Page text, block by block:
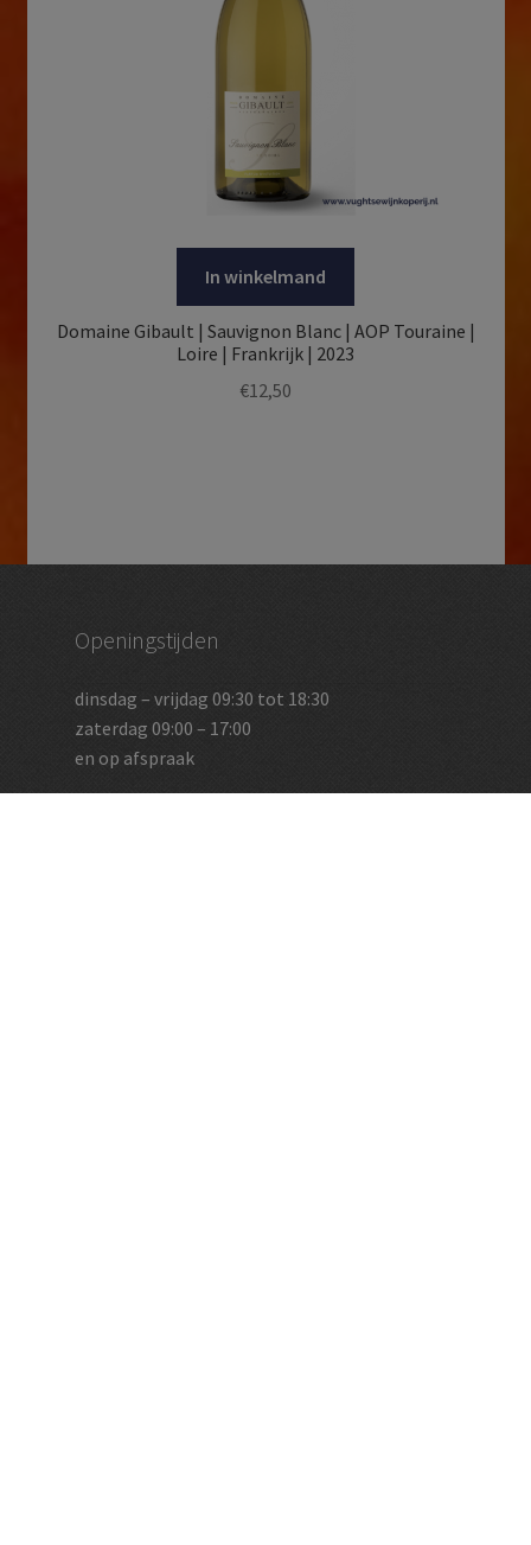
In winkelmand
Domaine Gibault | Sauvignon Blanc | AOP Touraine |
Loire | Frankrijk | 2023
€12,50
Openingstijden
dinsdag – vrijdag 09:30 tot 18:30
zaterdag 09:00 – 17:00
en op afspraak